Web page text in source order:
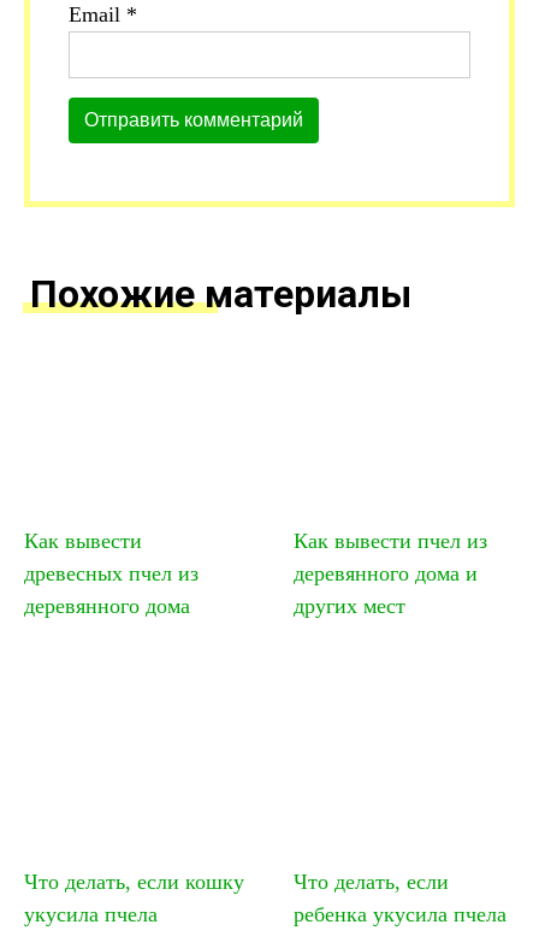
Email *
Похожие материалы
Как вывести
древесных пчел из
деревянного дома
Как вывести пчел из
деревянного дома и
других мест
Что делать, если кошку
укусила пчела
Что делать, если
ребенка укусила пчела